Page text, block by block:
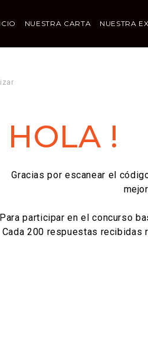
NUESTRA CARTA NUESTRA
HOLA !
Gracias por escanear el
Para participar en el concurso
Cada 200 respuestas